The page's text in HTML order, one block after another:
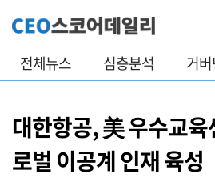
전체뉴스 심층분석 거
대한항공, 美 우수교
로벌 이공계 인재 육성